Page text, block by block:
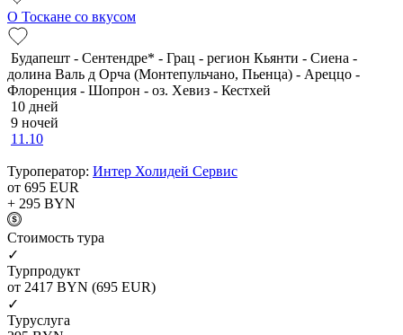
О Тоскане со вкусом
Будапешт - Сентендре* - Грац - регион Кьянти - Сиена -
долина Валь д Орча (Монтепульчано, Пьенца) - Ареццо -
Флоренция - Шопрон - оз. Хевиз - Кестхей
10 дней
9 ночей
11.10
Туроператор: Интер Холидей Сервис
от 695 EUR
+ 295 BYN
Cтоимость тура
✓
Турпродукт
от 2417 BYN (695 EUR)
✓
Туруслуга